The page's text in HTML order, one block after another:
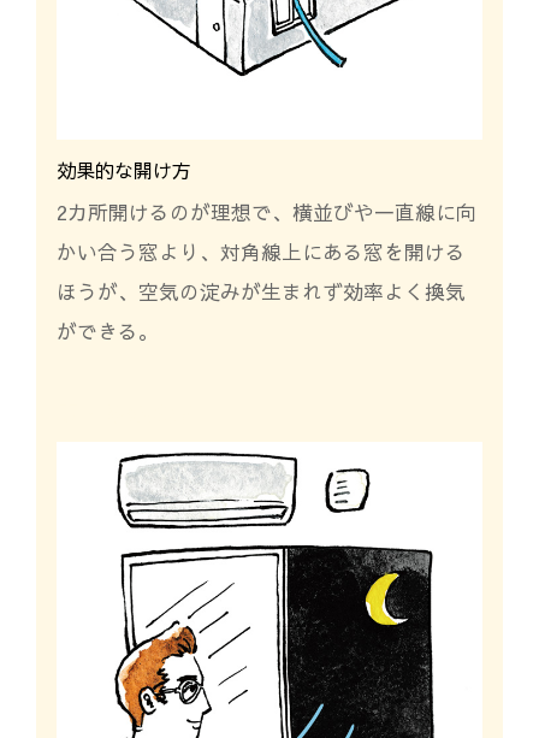
効果的な開け方
2カ所開けるのが理想で、横並びや一直線に向
かい合う窓より、対角線上にある窓を開ける
ほうが、空気の淀みが生まれず効率よく換気
ができる。